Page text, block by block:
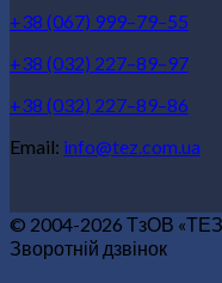
+38 (067) 999–79–55
+38 (032) 227–89–97
+38 (032) 227–89–86
Email: info@tez.com.ua
© 2004-2026 ТзОВ
Зворотній дзвінок